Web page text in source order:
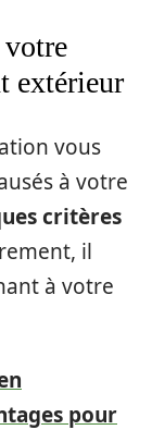
votre
extérieur
vous
à votre
critères
il
à votre
pour